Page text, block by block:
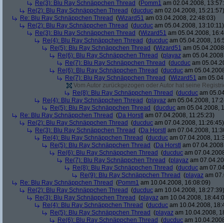
Re(3): Blu Ray Schnäppchen Thread (Pomm1 am 02.04.2008,
Re(2): Blu Ray Schnäppchen Thread (ducduc am 02.04.2008, 15:21:57)
Re: Blu Ray Schnäppchen Thread (Wizard51 am 03.04.2008, 22:48:03)
Re(2): Blu Ray Schnäppchen Thread (ducduc am 05.04.2008, 13:10:11)
Re(3): Blu Ray Schnäppchen Thread (Wizard51 am 05.04.2008,
Re(4): Blu Ray Schnäppchen Thread (ducduc am 05.04.2008,
Re(5): Blu Ray Schnäppchen Thread (Wizard51 am
Re(6): Blu Ray Schnäppchen Thread (playaz am
Re(7): Blu Ray Schnäppchen Thread (ducduc am
Re(6): Blu Ray Schnäppchen Thread (ducduc am
Re(7): Blu Ray Schnäppchen Thread (Wizard51 am
Vom Autor zurückgezogen oder Autor hat seine
Re(8): Blu Ray Schnäppchen Thread (ducduc am
Re(4): Blu Ray Schnäppchen Thread (playaz am 05.04.2008,
Re(5): Blu Ray Schnäppchen Thread (ducduc am 05.04.2008,
Re: Blu Ray Schnäppchen Thread (Da Horstl am 07.04.2008, 11:25:23)
Re(2): Blu Ray Schnäppchen Thread (ducduc am 07.04.2008, 11:26:45)
Re(3): Blu Ray Schnäppchen Thread (Da Horstl am 07.04.2008,
Re(4): Blu Ray Schnäppchen Thread (ducduc am 07.04.2008,
Re(5): Blu Ray Schnäppchen Thread (Da Horstl am
Re(6): Blu Ray Schnäppchen Thread (ducduc am
Re(7): Blu Ray Schnäppchen Thread (playaz am
Re(8): Blu Ray Schnäppchen Thread (ducduc am
Re(9): Blu Ray Schnäppchen Thread (playaz am
Re: Blu Ray Schnäppchen Thread (Pomm1 am 10.04.2008, 16:08:09)
Re(2): Blu Ray Schnäppchen Thread (ducduc am 10.04.2008, 18:27:39)
Re(3): Blu Ray Schnäppchen Thread (playaz am 10.04.2008,
Re(4): Blu Ray Schnäppchen Thread (ducduc am 10.04.2008,
Re(5): Blu Ray Schnäppchen Thread (playaz am 10.04.2008,
Re(6): Blu Ray Schnäppchen Thread (ducduc am